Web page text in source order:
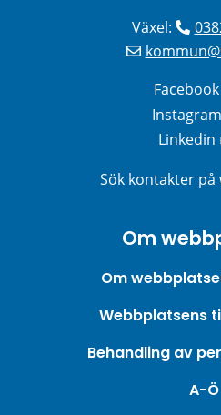
Växel:
Facebook
Instagram
Linkedin
Sök kontakter
Om
Om
Webbplatsens
Behandling av
A-Ö